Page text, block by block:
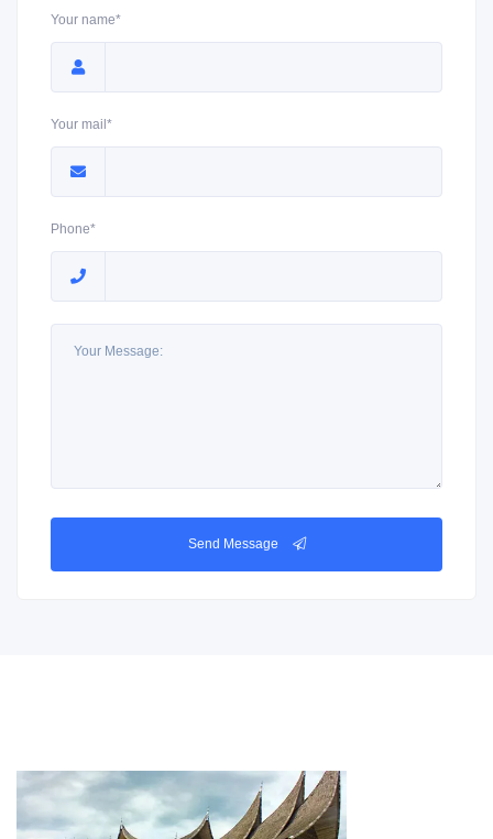
Your name*
Your mail*
Phone*
Send Message